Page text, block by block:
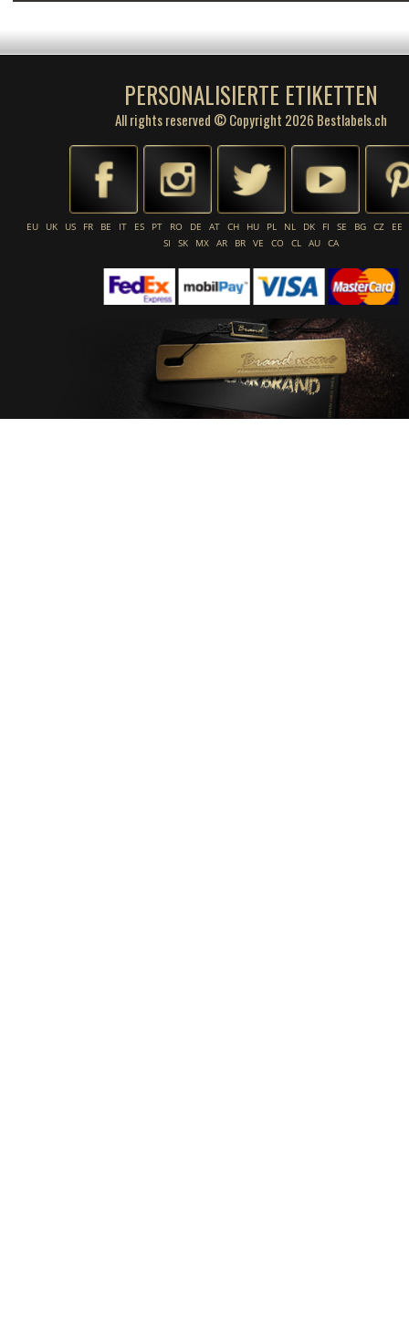
PERSONALISIERTE ETIKETTEN
All rights reserved © Copyright 2026 Bestlabels.ch
EU UK US FR BE IT ES PT RO DE AT CH HU PL NL DK FI SE BG CZ
EE
SI
SK MX AR BR VE CO CL AU CA